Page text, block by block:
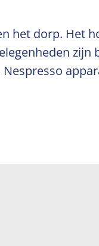
het dorp. Het
zijn